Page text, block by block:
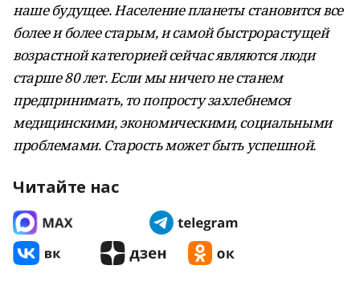
наше будущее. Население планеты становится все
более и более старым, и самой быстрорастущей
возрастной категорией сейчас являются люди
старше 80 лет. Если мы ничего не станем
предпринимать, то попросту захлебнемся
медицинскими, экономическими, социальными
проблемами. Старость может быть успешной.
Читайте нас